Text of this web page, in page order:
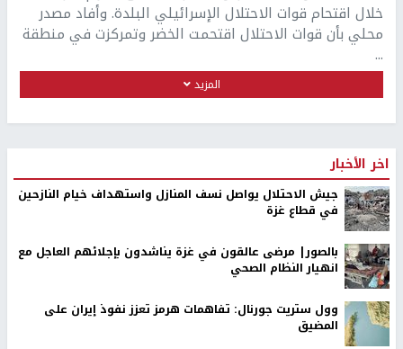
خلال اقتحام قوات الاحتلال الإسرائيلي البلدة. وأفاد مصدر
محلي بأن قوات الاحتلال اقتحمت الخضر وتمركزت في منطقة
...
المزيد
اخر الأخبار
جيش الاحتلال يواصل نسف المنازل واستهداف خيام النازحين
في قطاع غزة
بالصور| مرضى عالقون في غزة يناشدون بإجلائهم العاجل مع
انهيار النظام الصحي
وول ستريت جورنال: تفاهمات هرمز تعزز نفوذ إيران على
المضيق